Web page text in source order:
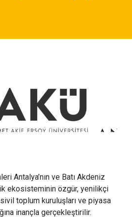
Antalya’nın ve Batı Akdeniz
ekosisteminin özgür, yenilikçi
toplum kuruluşları ve piyasa
inançla gerçekleştirilir.